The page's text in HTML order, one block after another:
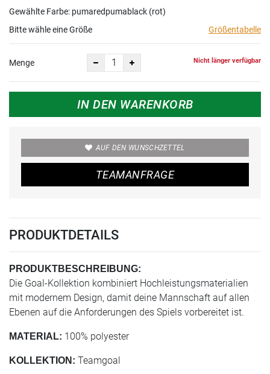
Gewählte Farbe: pumaredpumablack (rot)
Bitte wähle eine Größe
Größentabelle
Menge Nicht länger verfügbar
IN DEN WARENKORB
AUF DEN WUNSCHZETTEL
TEAMANFRAGE
PRODUKTDETAILS
PRODUKTBESCHREIBUNG:
Die Goal-Kollektion kombiniert Hochleistungsmaterialien
mit modernem Design, damit deine Mannschaft auf allen
Ebenen auf die Anforderungen des Spiels vorbereitet ist.
MATERIAL: 100% polyester
KOLLEKTION: Teamgoal